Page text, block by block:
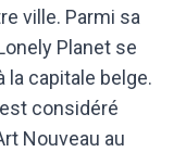
ville. Parmi sa
Planet se
la capitale belge.
est considéré
Nouveau au